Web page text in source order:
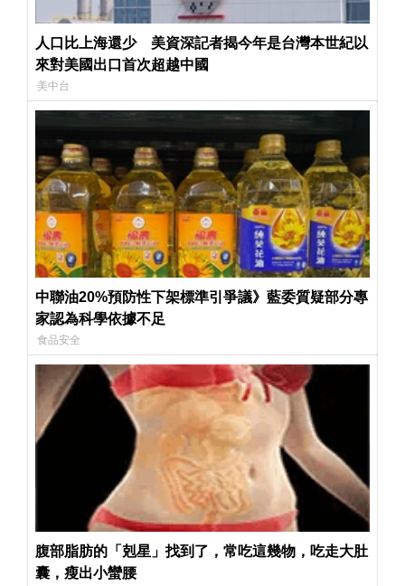
人口比上海還少 美資深記者揭今年是台灣本世紀以
來對美國出口首次超越中國
美中台
中聯油20%預防性下架標準引爭議》藍委質疑部分專
家認為科學依據不足
食品安全
腹部脂肪的「剋星」找到了，常吃這幾物，吃走大肚
囊，瘦出小蠻腰